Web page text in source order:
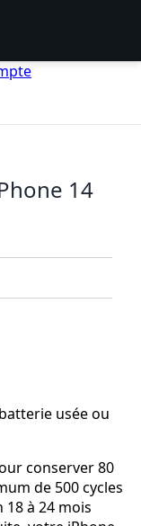
14
usée ou
conserver 80
de 500 cycles
à 24 mois